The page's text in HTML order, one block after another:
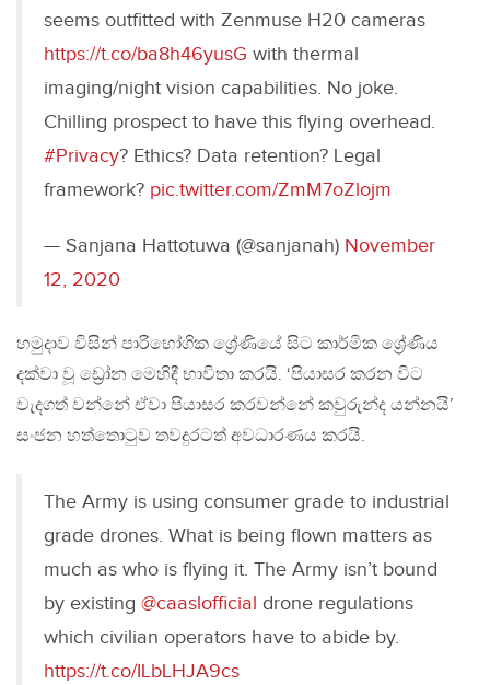
seems outfitted with Zenmuse H20 cameras
https://t.co/ba8h46yusG with thermal
imaging/night vision capabilities. No joke.
Chilling prospect to have this flying overhead.
#Privacy? Ethics? Data retention? Legal
framework? pic.twitter.com/ZmM7oZlojm
— Sanjana Hattotuwa (@sanjanah) November
12, 2020
හමුදාව විසින් පාරිභෝගික ශ්‍රේණියේ සිට කාර්මික ශ්‍රේණිය
දක්වා වූ ඩ්‍රෝන මෙහිදී භාවිතා කරයි. ‘පියාසර කරන විට
වැදගත් වන්නේ ඒවා පියාසර කරවන්නේ කවුරුන්ද යන්නයි’
සංජන හත්තොටුව තවදුරටත් අවධාරණය කරයි.
The Army is using consumer grade to industrial
grade drones. What is being flown matters as
much as who is flying it. The Army isn’t bound
by existing @caaslofficial drone regulations
which civilian operators have to abide by.
https://t.co/ILbLHJA9cs